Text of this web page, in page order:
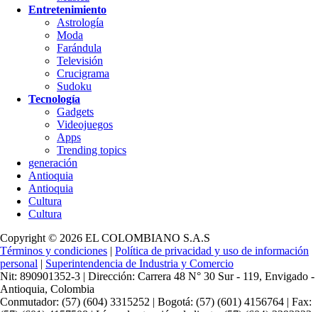
Entretenimiento
Astrología
Moda
Farándula
Televisión
Crucigrama
Sudoku
Tecnología
Gadgets
Videojuegos
Apps
Trending topics
generación
Antioquia
Antioquia
Cultura
Cultura
Copyright © 2026 EL COLOMBIANO S.A.S
Términos y condiciones | Política de privacidad y uso de información
personal | Superintendencia de Industria y Comercio
Nit: 890901352-3 | Dirección: Carrera 48 N° 30 Sur - 119, Envigado -
Antioquia, Colombia
Conmutador: (57) (604) 3315252 | Bogotá: (57) (601) 4156764 | Fax: